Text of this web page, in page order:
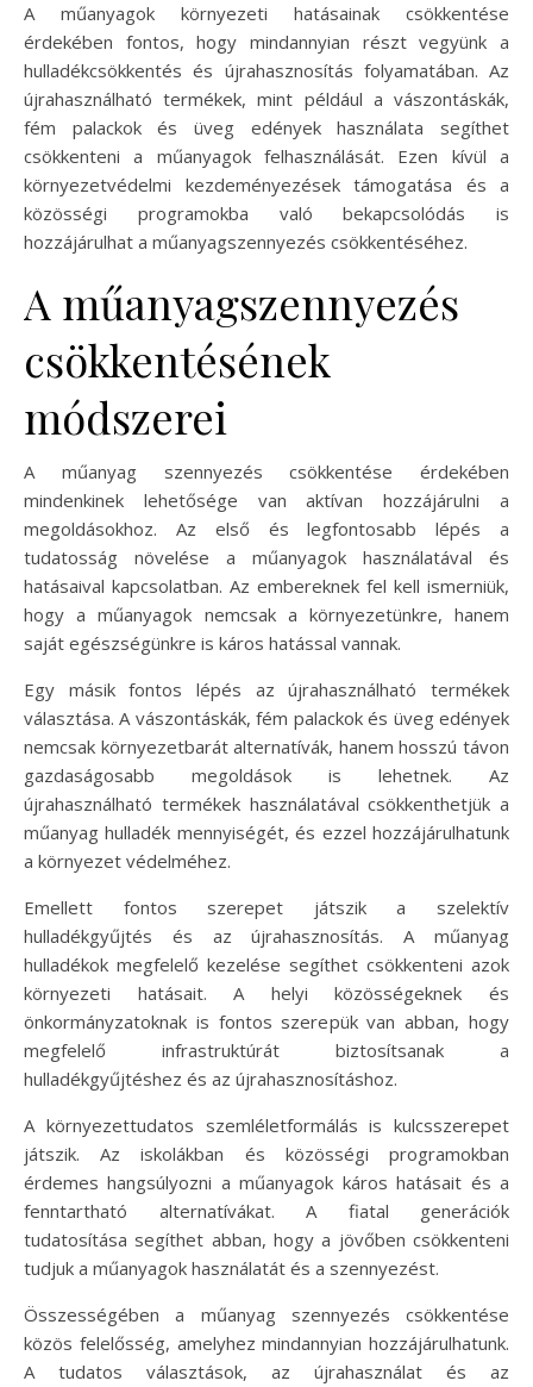
A műanyagok környezeti hatásainak csökkentése
érdekében fontos, hogy mindannyian részt vegyünk a
hulladékcsökkentés és újrahasznosítás folyamatában. Az
újrahasználható termékek, mint például a vászontáskák,
fém palackok és üveg edények használata segíthet
csökkenteni a műanyagok felhasználását. Ezen kívül a
környezetvédelmi kezdeményezések támogatása és a
közösségi programokba való bekapcsolódás is
hozzájárulhat a műanyagszennyezés csökkentéséhez.
A műanyagszennyezés
csökkentésének
módszerei
A műanyag szennyezés csökkentése érdekében
mindenkinek lehetősége van aktívan hozzájárulni a
megoldásokhoz. Az első és legfontosabb lépés a
tudatosság növelése a műanyagok használatával és
hatásaival kapcsolatban. Az embereknek fel kell ismerniük,
hogy a műanyagok nemcsak a környezetünkre, hanem
saját egészségünkre is káros hatással vannak.
Egy másik fontos lépés az újrahasználható termékek
választása. A vászontáskák, fém palackok és üveg edények
nemcsak környezetbarát alternatívák, hanem hosszú távon
gazdaságosabb megoldások is lehetnek. Az
újrahasználható termékek használatával csökkenthetjük a
műanyag hulladék mennyiségét, és ezzel hozzájárulhatunk
a környezet védelméhez.
Emellett fontos szerepet játszik a szelektív
hulladékgyűjtés és az újrahasznosítás. A műanyag
hulladékok megfelelő kezelése segíthet csökkenteni azok
környezeti hatásait. A helyi közösségeknek és
önkormányzatoknak is fontos szerepük van abban, hogy
megfelelő infrastruktúrát biztosítsanak a
hulladékgyűjtéshez és az újrahasznosításhoz.
A környezettudatos szemléletformálás is kulcsszerepet
játszik. Az iskolákban és közösségi programokban
érdemes hangsúlyozni a műanyagok káros hatásait és a
fenntartható alternatívákat. A fiatal generációk
tudatosítása segíthet abban, hogy a jövőben csökkenteni
tudjuk a műanyagok használatát és a szennyezést.
Összességében a műanyag szennyezés csökkentése
közös felelősség, amelyhez mindannyian hozzájárulhatunk.
A tudatos választások, az újrahasználat és az